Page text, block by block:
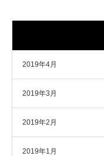
2019年4月
2019年3月
2019年2月
2019年1月